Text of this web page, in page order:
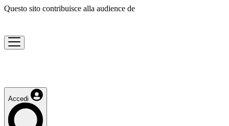
Questo sito contribuisce alla audience de
Accedi